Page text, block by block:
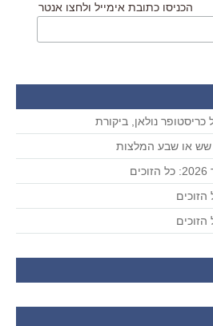
הכניסו כתובת אימייל ולחצו אנטר
נולאן, ביקורת